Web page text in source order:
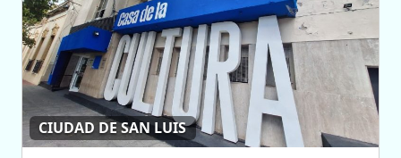
CIUDAD DE SAN LUIS